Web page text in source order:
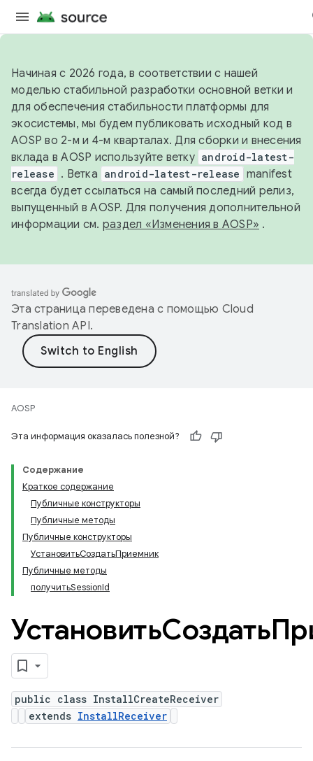
Начиная с 2026 года, в соответствии с нашей
моделью стабильной разработки основной ветки и
для обеспечения стабильности платформы для
экосистемы, мы будем публиковать исходный код в
AOSP во 2-м и 4-м кварталах. Для сборки и внесения
вклада в AOSP используйте ветку android-latest-
release . Ветка android-latest-release manifest
всегда будет ссылаться на самый последний релиз,
выпущенный в AOSP. Для получения дополнительной
информации см. раздел «Изменения в AOSP» .
Эта страница переведена с помощью Cloud
Translation API.
AOSP
Эта информация оказалась полезной?
Содержание
Краткое содержание
Публичные конструкторы
Публичные методы
Публичные конструкторы
УстановитьСоздатьПриемник
Публичные методы
получитьSessionId
public class InstallCreateReceiver
extends InstallReceiver